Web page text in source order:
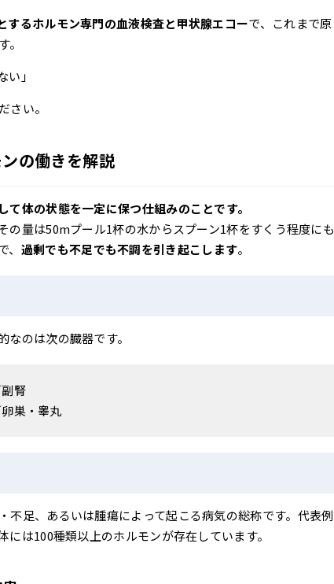
するホルモン専門の血液検査と甲状腺エコーで、これまで原
い」
さい。
の働きを解説
体の状態を一定に保つ仕組みのことです。
の量は50mプール1杯の水からスプーン1杯をすくう程度にも
過剰でも不足でも不調を引き起こします。
のは次の臓器です。
腎
巣・睾丸
不足、あるいは腫瘍によって起こる病気の総称です。代表例
は100種類以上のホルモンが存在しています。